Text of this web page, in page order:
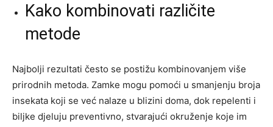
Kako kombinovati različite
metode
Najbolji rezultati često se postižu kombinovanjem više
prirodnih metoda. Zamke mogu pomoći u smanjenju broja
insekata koji se već nalaze u blizini doma, dok repelenti i
biljke djeluju preventivno, stvarajući okruženje koje im